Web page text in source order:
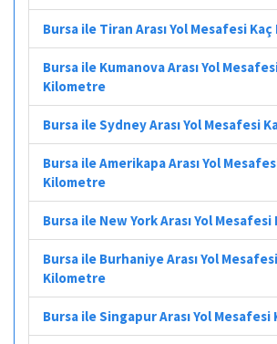
Bursa ile Tiran Arası Yol Mesafesi
Bursa ile Kumanova Arası Yol
Kilometre
Bursa ile Sydney Arası Yol Mesafesi
Bursa ile Amerikapa Arası Yol
Kilometre
Bursa ile New York Arası Yol
Bursa ile Burhaniye Arası Yol
Kilometre
Bursa ile Singapur Arası Yol